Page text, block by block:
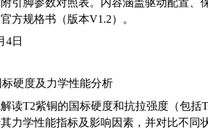
引脚参数对照表。内容涵盖驱动配置
方规格书（版本V1.2）。
4日
硬度及力学性能分析
读T2紫铜的国标硬度和抗拉强度（包括
力学性能指标及影响因素，并对比不同